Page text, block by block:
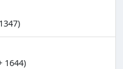
1644)